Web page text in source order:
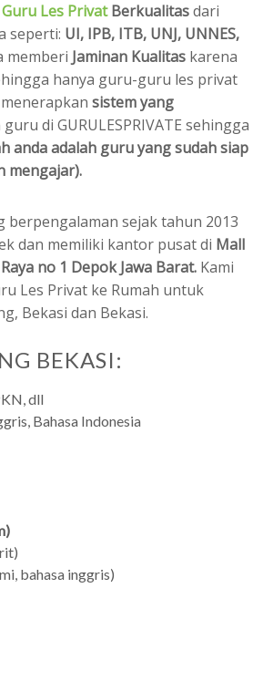
Guru Les PrivatBerkualitasdari
seperti: UI, IPB, ITB, UNJ, UNNES,
memberi Jaminan Kualitas karena
hanya guru-guru les privat
sistem yang
di GURULESPRIVATE sehingga
anda adalah guru yang sudah siap
mengajar).
berpengalaman sejak tahun 2013
dan memiliki kantor pusat di Mall
no 1 Depok Jawa Barat. Kami
Les Privat ke Rumah untuk
Bekasi dan Bekasi.
BEKASI:
dll
Bahasa Indonesia
bahasa inggris)